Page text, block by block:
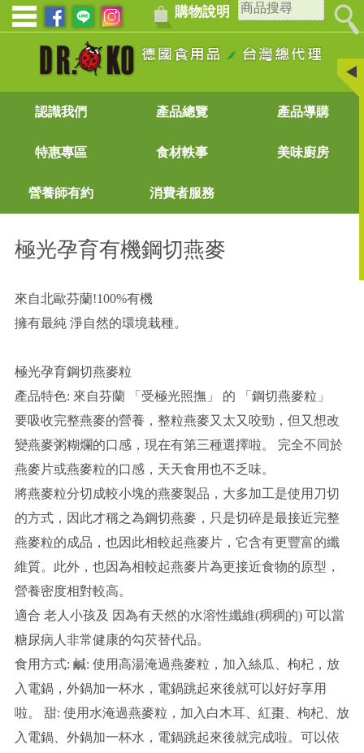
購物說明
認識我們 產品總覽 產品導購
特惠專區 食材軼事 美味廚房
營養師有約 消費者服務
極光孕育有機鋼切燕麥
來自北歐芬蘭!100%有機
擁有最純 淨自然的環境栽種。
極光孕育鋼切燕麥粒
產品特色: 來自芬蘭 「受極光照撫」 的 「鋼切燕麥粒」
要吸收完整燕麥的營養，整粒燕麥又太又咬勁，但又想改
變燕麥粥糊爛的口感，現在有第三種選擇啦。 完全不同於
燕麥片或燕麥粒的口感，天天食用也不乏味。
將燕麥粒分切成較小塊的燕麥製品，大多加工是使用刀切
的方式，因此才稱之為鋼切燕麥，只是切碎是最接近完整
燕麥粒的成品，也因此相較起燕麥片，它含有更豐富的纖
維質。此外，也因為相較起燕麥片為更接近食物的原型，
營養密度相對較高。
適合 老人小孩及 因為有天然的水溶性纖維(稠稠的) 可以當
糖尿病人非常健康的勾芡替代品。
食用方式: 鹹: 使用高湯淹過燕麥粒，加入絲瓜、枸杞，放
入電鍋，外鍋加一杯水，電鍋跳起來後就可以好好享用
啦。 甜: 使用水淹過燕麥粒，加入白木耳、紅棗、枸杞、放
入電鍋、外鍋加一杯水，電鍋跳起來後就完成啦。可以依